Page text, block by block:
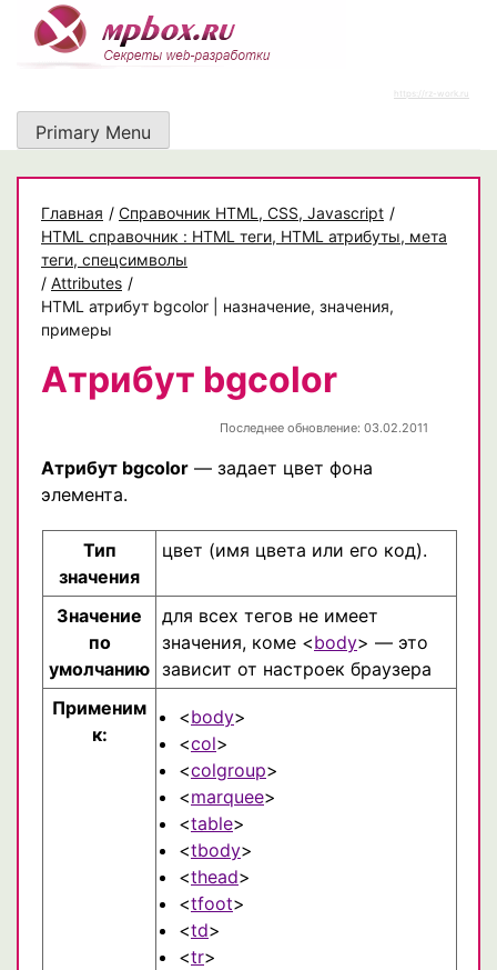
content
https://rz-work.ru
Primary Menu
Главная / Cправочник HTML, CSS, Javascript /
HTML справочник : HTML теги, HTML атрибуты, мета
теги, спецсимволы
/ Attributes /
HTML атрибут bgcolor | назначение, значения,
примеры
Атрибут bgcolor
Последнее обновление: 03.02.2011
Атрибут bgcolor — задает цвет фона
элемента.
Тип
значения
цвет (имя цвета или его код).
Значение
по
умолчанию
для всех тегов не имеет
значения, коме <body> — это
зависит от настроек браузера
Применим
к:
<body>
<col>
<colgroup>
<marquee>
<table>
<tbody>
<thead>
<tfoot>
<td>
<tr>